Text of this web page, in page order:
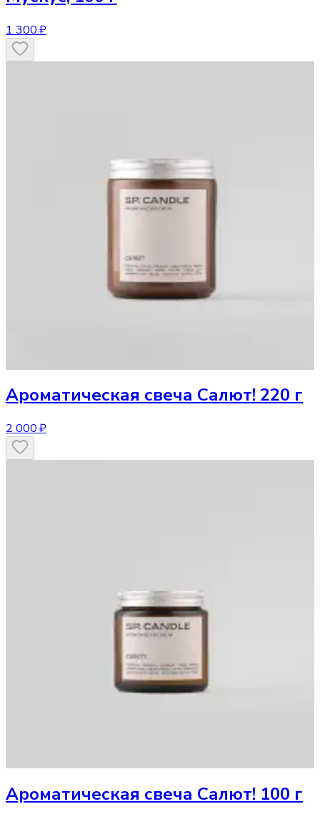
1 300 ₽
Ароматическая свеча Салют! 220 г
2 000 ₽
Ароматическая свеча Салют! 100 г